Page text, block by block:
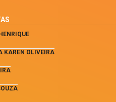
KAREN OLIVEIRA